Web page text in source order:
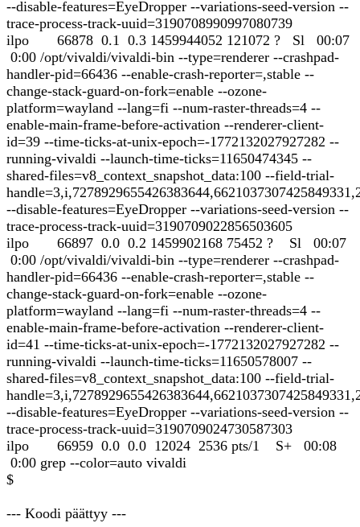
--disable-features=EyeDropper --variations-seed-version --
trace-process-track-uuid=3190708990997080739
ilpo 66878 0.1 0.3 1459944052 121072 ? Sl 00:07
0:00 /opt/vivaldi/vivaldi-bin --type=renderer --crashpad-
handler-pid=66436 --enable-crash-reporter=,stable --
change-stack-guard-on-fork=enable --ozone-
platform=wayland --lang=fi --num-raster-threads=4 --
enable-main-frame-before-activation --renderer-client-
id=39 --time-ticks-at-unix-epoch=-1772132027927282 --
running-vivaldi --launch-time-ticks=11650474345 --
shared-files=v8_context_snapshot_data:100 --field-trial-
--disable-features=EyeDropper --variations-seed-version --
trace-process-track-uuid=3190709022856503605
ilpo 66897 0.0 0.2 1459902168 75452 ? Sl 00:07
0:00 /opt/vivaldi/vivaldi-bin --type=renderer --crashpad-
handler-pid=66436 --enable-crash-reporter=,stable --
change-stack-guard-on-fork=enable --ozone-
platform=wayland --lang=fi --num-raster-threads=4 --
enable-main-frame-before-activation --renderer-client-
id=41 --time-ticks-at-unix-epoch=-1772132027927282 --
running-vivaldi --launch-time-ticks=11650578007 --
shared-files=v8_context_snapshot_data:100 --field-trial-
--disable-features=EyeDropper --variations-seed-version --
trace-process-track-uuid=3190709024730587303
ilpo 66959 0.0 0.0 12024 2536 pts/1 S+ 00:08
0:00 grep --color=auto vivaldi
$
--- Koodi päättyy ---